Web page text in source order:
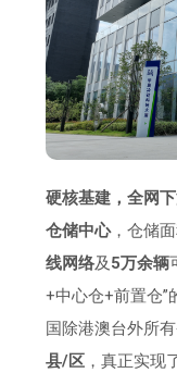
硬核基建，全网
仓储中心，仓储
线网络及 5万余辆
+中心仓+前置仓”
国除港澳台外所
县/区 ，真正实现